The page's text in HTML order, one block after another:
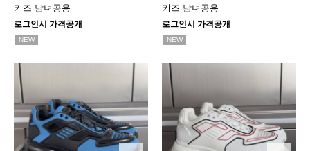
커즈 남녀공용
로그인시 가격공개
NEW
커즈 남녀공용
로그인시 가격공개
NEW